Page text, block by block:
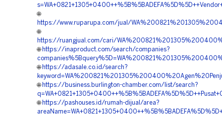
🌐
https://www.ruparupa.com/jual/
🌐
https://ruangjual.com/cari/
🌐 https://inaproduct.com/search/companies?
🌐 https://adasale.co.id/search?
🌐 https://business.burlington-chamber.com/list/search?
🌐 https://pashouses.id/rumah-dijual/area?